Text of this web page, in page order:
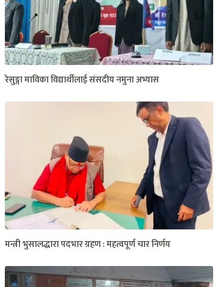
रेसुङ्गा माविका विद्यार्थीलाई संसदीय नमुना अभ्यास
मन्त्री भुसालद्धारा पदभार ग्रहण : महत्वपूर्ण चार निर्णय